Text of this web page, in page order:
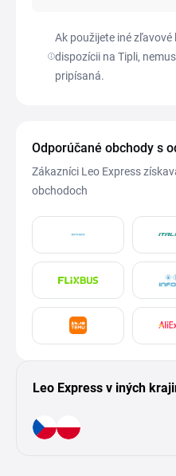
Ak použijete iné
dispozícii na Tipli,
pripísaná.
Odporúčané obchody s
Zákazníci Leo Express
obchodoch
Leo Express v iných